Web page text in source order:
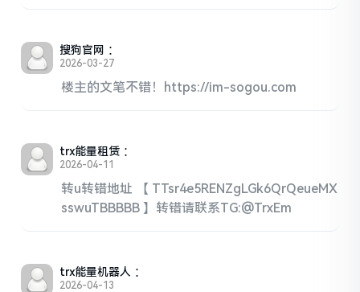
搜狗官网 ：
2026-03-27
楼主的文笔不错！https://im-sogou.com
trx能量租赁 ：
2026-04-11
转u转错地址 【 TTsr4e5RENZgLGk6QrQeueMX
sswuTBBBBB 】转错请联系TG:@TrxEm
trx能量机器人 ：
2026-04-13